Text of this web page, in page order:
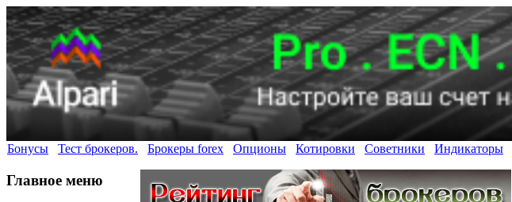
Бонусы Тест брокеров. Брокеры forex Опционы Котировки Советники Индикаторы
Главное меню